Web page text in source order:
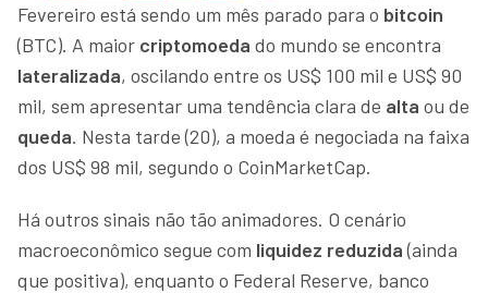
Fevereiro está sendo um mês parado para o bitcoin
(BTC). A maior criptomoeda do mundo se encontra
lateralizada, oscilando entre os US$ 100 mil e US$ 90
mil, sem apresentar uma tendência clara de alta ou de
queda. Nesta tarde (20), a moeda é negociada na faixa
dos US$ 98 mil, segundo o CoinMarketCap.
Há outros sinais não tão animadores. O cenário
macroeconômico segue com liquidez reduzida(ainda
que positiva), enquanto o Federal Reserve, banco